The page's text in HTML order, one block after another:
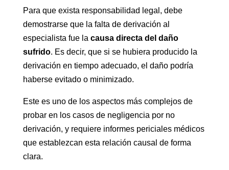
Para que exista responsabilidad legal, debe
demostrarse que la falta de derivación al
especialista fue la causa directa del daño
sufrido. Es decir, que si se hubiera producido la
derivación en tiempo adecuado, el daño podría
haberse evitado o minimizado.
Este es uno de los aspectos más complejos de
probar en los casos de negligencia por no
derivación, y requiere informes periciales médicos
que establezcan esta relación causal de forma
clara.